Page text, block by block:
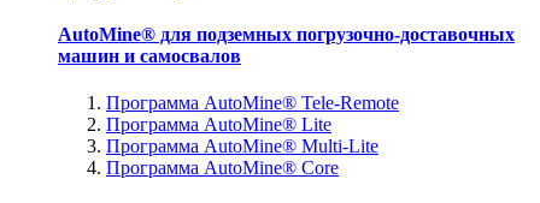
AutoMine® для подземных погрузочно-доставочных
машин и самосвалов
Программа AutoMine® Tele-Remote
Программа AutoMine® Lite
Программа AutoMine® Multi-Lite
Программа AutoMine® Core